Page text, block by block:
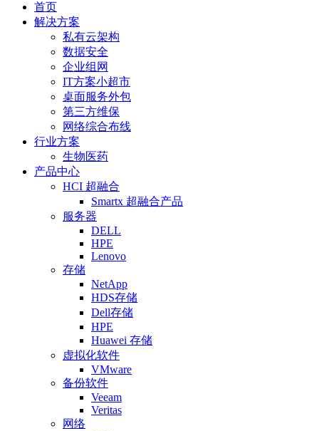
首页
解决方案
私有云架构
数据安全
企业组网
IT方案小超市
桌面服务外包
第三方维保
网络综合布线
行业方案
生物医药
产品中心
HCI 超融合
Smartx 超融合产品
服务器
DELL
HPE
Lenovo
存储
NetApp
HDS存储
Dell存储
HPE
Huawei 存储
虚拟化软件
VMware
备份软件
Veeam
Veritas
网络